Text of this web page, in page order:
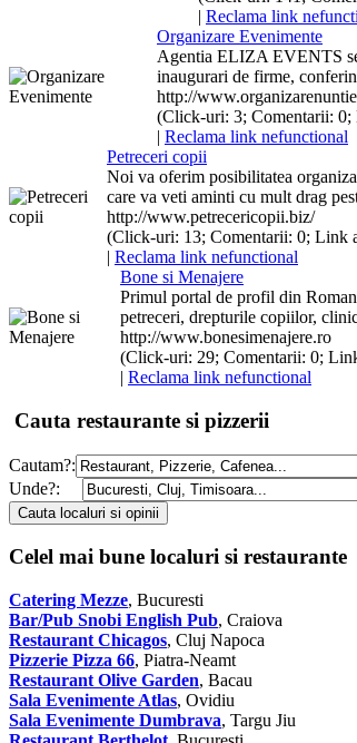
| Reclama link
Organizare Evenimente
Agentia ELIZA EVENTS
inaugurari de firme,
http://
(Click-uri: 3; Comentarii: 0;
| Reclama link nefunctional
Petreceri copii
Noi va oferim posibilitatea
care va veti aminti cu mult drag
http://www.petrecericopii.biz/
(Click-uri: 13; Comentarii: 0; Link
| Reclama link nefunctional
Bone si Menajere
Primul portal de profil din
petreceri, drepturile copiilor,
http://www.bonesimenajere.ro
(Click-uri: 29; Comentarii: 0;
| Reclama link nefunctional
Cauta restaurante si pizzerii
Cautam?:
Unde?:
Celel mai bune localuri si restaurante
Catering Mezze, Bucuresti
Bar/Pub Snobi English Pub, Craiova
Restaurant Chicagos, Cluj Napoca
Pizzerie Pizza 66, Piatra-Neamt
Restaurant Olive Garden, Bacau
Sala Evenimente Atlas, Ovidiu
Sala Evenimente Dumbrava, Targu Jiu